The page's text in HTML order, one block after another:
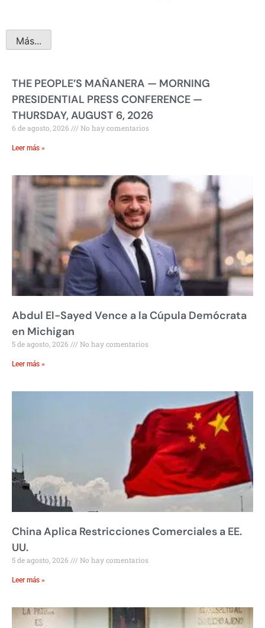
Más...
THE PEOPLE’S MAÑANERA — MORNING
PRESIDENTIAL PRESS CONFERENCE —
THURSDAY, AUGUST 6, 2026
6 de agosto, 2026 No hay comentarios
Leer más »
Abdul El-Sayed Vence a la Cúpula Demócrata
en Michigan
5 de agosto, 2026 No hay comentarios
Leer más »
China Aplica Restricciones Comerciales a EE.
UU.
5 de agosto, 2026 No hay comentarios
Leer más »